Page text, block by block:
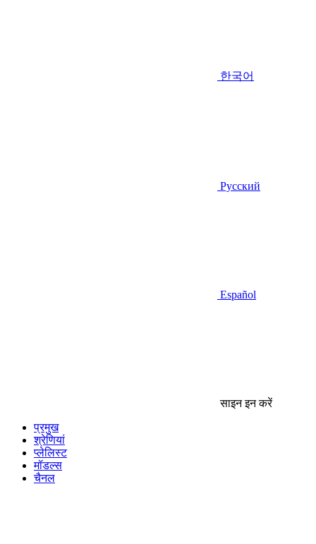
한국어
Русский
Español
साइन इन करें
प्रमुख
श्रेणियां
प्लेलिस्ट
मॉडल्स
चैनल